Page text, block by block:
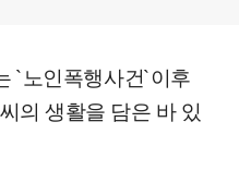
`노인폭행사건`이후
의 생활을 담은 바 있